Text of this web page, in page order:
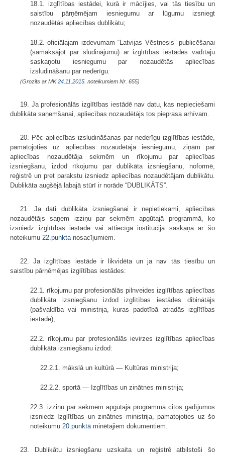
18.1. izglītības iestādei, kurā ir mācījies, vai tās tiesību un
saistību pārņēmējam iesniegumu ar lūgumu izsniegt
nozaudētās apliecības dublikātu;
18.2. oficiālajam izdevumam “Latvijas Vēstnesis” publicēšanai
(samaksājot par sludinājumu) ar izglītības iestādes vadītāju
saskaņotu iesniegumu par nozaudētās apliecības
izsludināšanu par nederīgu.
(Grozīts ar MK24.11.2015. noteikumiem Nr. 655)
19. Ja profesionālās izglītības iestādē nav datu, kas nepieciešami
dublikāta saņemšanai, apliecības nozaudētājs tos pieprasa arhīvam.
20. Pēc apliecības izsludināšanas par nederīgu izglītības iestāde,
pamatojoties uz apliecības nozaudētāja iesniegumu, ziņām par
apliecības nozaudētāja sekmēm un rīkojumu par apliecības
izsniegšanu, izdod rīkojumu par dublikāta izsniegšanu, noformē,
reģistrē un pret parakstu izsniedz apliecības nozaudētājam dublikātu.
Dublikāta augšējā labajā stūrī ir norāde “DUBLIKĀTS”.
21. Ja dati dublikāta izsniegšanai ir nepietiekami, apliecības
nozaudētājs saņem izziņu par sekmēm apgūtajā programmā, ko
izsniedz izglītības iestāde vai attiecīgā institūcija saskaņā ar šo
noteikumu 22.punktanosacījumiem.
22. Ja izglītības iestāde ir likvidēta un ja nav tās tiesību un
saistību pārņēmējas izglītības iestādes:
22.1. rīkojumu par profesionālās pilnveides izglītības apliecības
dublikāta izsniegšanu izdod izglītības iestādes dibinātājs
(pašvaldība vai ministrija, kuras padotībā atradās izglītības
iestāde);
22.2. rīkojumu par profesionālās ievirzes izglītības apliecības
dublikāta izsniegšanu izdod:
22.2.1. mākslā un kultūrā — Kultūras ministrija;
22.2.2. sportā — Izglītības un zinātnes ministrija;
22.3. izziņu par sekmēm apgūtajā programmā citos gadījumos
izsniedz Izglītības un zinātnes ministrija, pamatojoties uz šo
noteikumu 20.punktāminētajiem dokumentiem.
23. Dublikātu izsniegšanu uzskaita un reģistrē atbilstoši šo